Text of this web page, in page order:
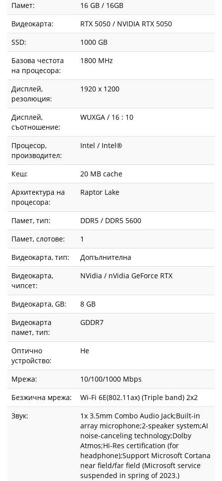
Памет:
16 GB / 16GB
Видеокарта:
RTX 5050 / NVIDIA RTX 5050
SSD:
1000 GB
Базова честота
на процесора:
1800 MHz
Дисплей,
резолюция:
1920 x 1200
Дисплей,
съотношение:
WUXGA / 16 : 10
Процесор,
производител:
Intel / Intel®
Кеш:
20 MB cache
Архитектура на
процесора:
Raptor Lake
Памет, тип:
DDR5 / DDR5 5600
Памет, слотове:
1
Видеокарта, тип:
Допълнителна
Видеокарта,
чипсет:
NVidia / nVidia GeForce RTX
Видеокарта, GВ:
8 GB
Видеокарта
памет, тип:
GDDR7
Оптично
устройство:
Не
Мрежа:
10/100/1000 Mbps
Безжична мрежа:
Wi-Fi 6E(802.11ax) (Triple band) 2x2
Звук:
1x 3.5mm Combo Audio Jack;Built-in
array microphone;2-speaker system;AI
noise-canceling technology;Dolby
Atmos;Hi-Res certification (for
headphone);Support Microsoft Cortana
near field/far field (Microsoft service
suspended in spring of 2023.)